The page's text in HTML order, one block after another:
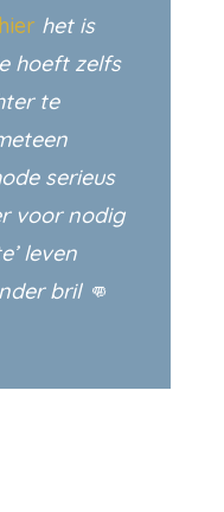
het is
hoeft zelfs
te
serieus
voor nodig
leven
bril 👊